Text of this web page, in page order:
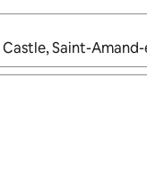
resultaten beschikbaar